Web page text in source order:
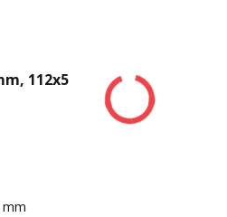
112x5